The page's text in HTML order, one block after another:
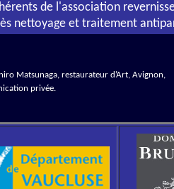
de l'association
nettoyage et traitement
Matsunaga, restaurateur d’Art, Avignon,
privée.